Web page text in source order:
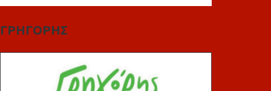
ΓΡΗΓΟΡΗΣ